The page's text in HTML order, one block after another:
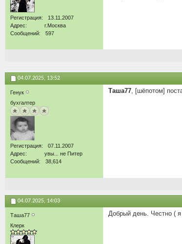
Регистрация
13.11.2007
Адрес
г.Москва
Сообщений
597
04.07.2025, 13:52
Генук
бухгалтер
Регистрация
07.11.2007
Адрес
увы... не Питер
Сообщений
38,614
Таша77, [шёпотом]
04.07.2025, 14:03
Таша77
Клерк
Добрый день. Честно (